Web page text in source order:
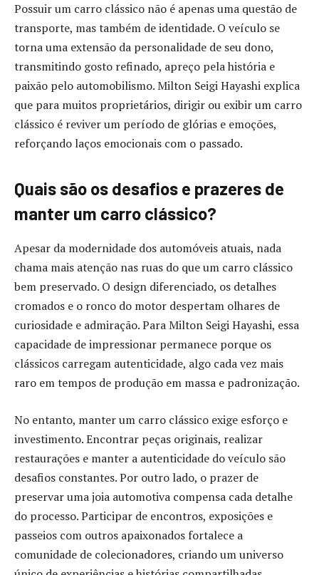
Possuir um carro clássico não é apenas uma questão de
transporte, mas também de identidade. O veículo se
torna uma extensão da personalidade de seu dono,
transmitindo gosto refinado, apreço pela história e
paixão pelo automobilismo. Milton Seigi Hayashi explica
que para muitos proprietários, dirigir ou exibir um carro
clássico é reviver um período de glórias e emoções,
reforçando laços emocionais com o passado.
Quais são os desafios e prazeres de
manter um carro clássico?
Apesar da modernidade dos automóveis atuais, nada
chama mais atenção nas ruas do que um carro clássico
bem preservado. O design diferenciado, os detalhes
cromados e o ronco do motor despertam olhares de
curiosidade e admiração. Para Milton Seigi Hayashi, essa
capacidade de impressionar permanece porque os
clássicos carregam autenticidade, algo cada vez mais
raro em tempos de produção em massa e padronização.
No entanto, manter um carro clássico exige esforço e
investimento. Encontrar peças originais, realizar
restaurações e manter a autenticidade do veículo são
desafios constantes. Por outro lado, o prazer de
preservar uma joia automotiva compensa cada detalhe
do processo. Participar de encontros, exposições e
passeios com outros apaixonados fortalece a
comunidade de colecionadores, criando um universo